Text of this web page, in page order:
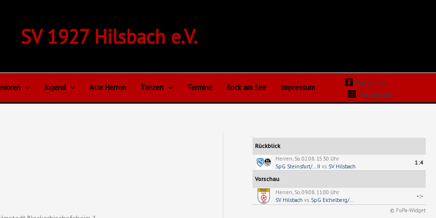
SV 1927 Hilsbach e.V.
Jugend Alte Herren Tanzen Termine Rock am See Impressum
Facebook
Instagram
Rückblick
Herren, So. 02.08. 15:30 Uhr
SpG Steinsfurt/... II vs. SV Hilsbach
1:4
Vorschau
Herren, So. 09.08. 11:00 Uhr
SV Hilsbach vs. SpG Eichelberg/...
-:-
© FuPa-Widget